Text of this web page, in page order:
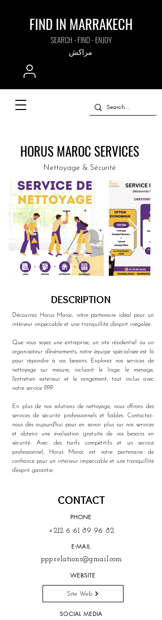
FIND IN MARRAKECH
SEARCH - FIND - ENJOY
مراكش
HORUS MAROC SERVICES
Nettoyage & Sécurité
DESCRIPTION
Découvrez Horus Maroc, votre partenaire idéal pour un
intérieur impeccable et une tranquillité d'esprit inégalée.
Que vous soyez une entreprise, un site résidentiel ou un
organisateur d'événements, notre équipe spécialisée est là
pour répondre à vos besoins. Explorez nos services de
nettoyage sur mesure, incluant le linge, le ménage,
l'entretien extérieur et le rangement, tout inclus avec
notre service PPP.
En plus de nos solutions de nettoyage, nous offrons des
services de sécurité professionnels et fiables. Contactez-
nous dès aujourd'hui pour en savoir plus sur nos services
et obtenir une évaluation gratuite de vos besoins en
sécurité. Avec des tarifs compétitifs et un service
professionnel, Horus Maroc est votre partenaire de
confiance pour un intérieur impeccable et une tranquillité
d'esprit garantie.
PHONE
+212 6 61 89 96 82
E-MAIL
ppp.relations@gmail.com
WEBSITE
Site Web
SOCIAL MEDIA
CONTACT